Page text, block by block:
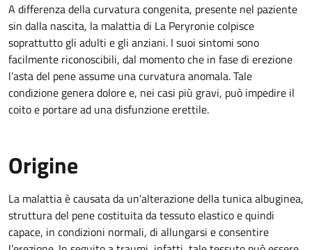
A differenza della curvatura congenita, presente nel paziente
sin dalla nascita, la malattia di La Peryronie colpisce
soprattutto gli adulti e gli anziani. I suoi sintomi sono
facilmente riconoscibili, dal momento che in fase di erezione
l’asta del pene assume una curvatura anomala. Tale
condizione genera dolore e, nei casi più gravi, può impedire il
coito e portare ad una disfunzione erettile.
Origine
La malattia è causata da un’alterazione della tunica albuginea,
struttura del pene costituita da tessuto elastico e quindi
capace, in condizioni normali, di allungarsi e consentire